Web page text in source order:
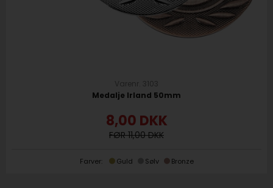
Varenr. 3103
Medalje Irland 50mm
11,00
8,00 DKK
Farver: Guld Sølv Bronze